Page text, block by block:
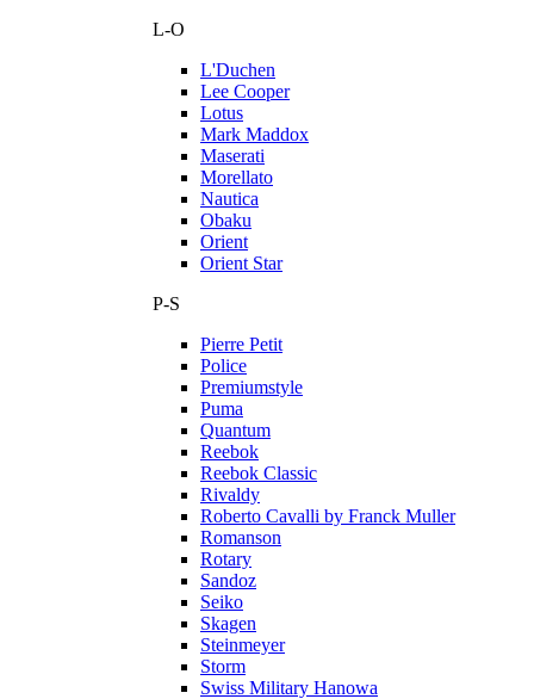
L-O
L'Duchen
Lee Cooper
Lotus
Mark Maddox
Maserati
Morellato
Nautica
Obaku
Orient
Orient Star
P-S
Pierre Petit
Police
Premiumstyle
Puma
Quantum
Reebok
Reebok Classic
Rivaldy
Roberto Cavalli by Franck Muller
Romanson
Rotary
Sandoz
Seiko
Skagen
Steinmeyer
Storm
Swiss Military Hanowa